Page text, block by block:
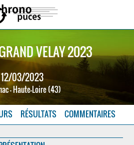
VELAY 2023
12/03/2023
- Haute-Loire (43)
RÉSULTATS COMMENTAIRES